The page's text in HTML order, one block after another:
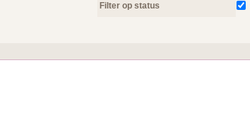
Filter op status